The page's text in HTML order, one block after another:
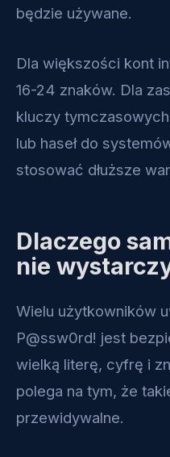
będzie używane.
Dla większości kont
16-24 znaków. Dla
kluczy
lub haseł do
stosować dłuższe
Dlaczego
nie
Wielu użytkowników
P@ssw0rd! jest
wielką literę, cyfrę i
polega na tym, że
przewidywalne.